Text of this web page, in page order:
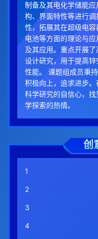
制备及其电化学储能
构、界面特性等进行
性，拓展其在超级电
电池等方面的理论与
及其应用。重点开展
设计研究，用于提高
性能。 课题组成员秉
积极向上，追求进步
科学研究的自信心，
学探索的热情。
创
1
2
3
4